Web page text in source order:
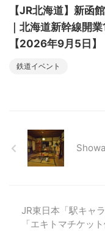
【JR北海道】新函
｜北海道新幹線開
【2026年9月5日】
鉄道イベント
JR東日本「駅キャ
「エキトマチケッ